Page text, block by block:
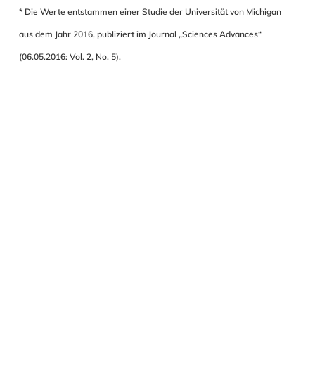
* Die Werte entstammen einer Studie der Universität von Michigan
aus dem Jahr 2016, publiziert im Journal „Sciences Advances“
(06.05.2016: Vol. 2, No. 5).